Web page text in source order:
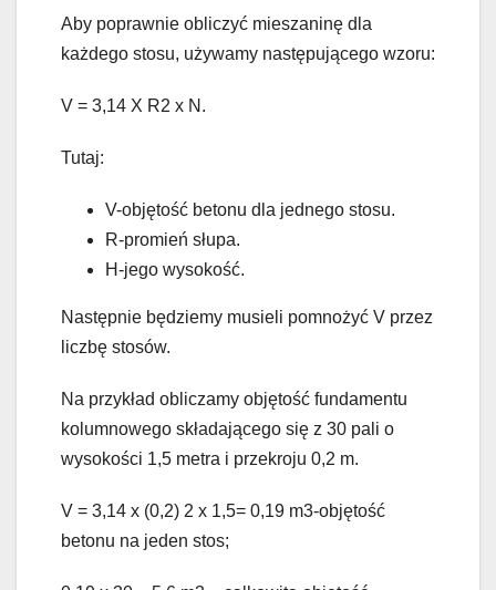
Aby poprawnie obliczyć mieszaninę dla
każdego stosu, używamy następującego wzoru:
V = 3,14 X R2 x N.
Tutaj:
V-objętość betonu dla jednego stosu.
R-promień słupa.
H-jego wysokość.
Następnie będziemy musieli pomnożyć V przez
liczbę stosów.
Na przykład obliczamy objętość fundamentu
kolumnowego składającego się z 30 pali o
wysokości 1,5 metra i przekroju 0,2 m.
V = 3,14 x (0,2) 2 x 1,5= 0,19 m3-objętość
betonu na jeden stos;